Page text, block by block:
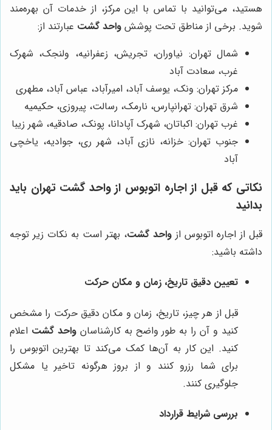
هستید، می‌توانید با تماس با این مرکز، از خدمات آن بهره‌مند
شوید. برخی از مناطق تحت پوشش واحد گشت عبارتند از:
شمال تهران: نیاوران، تجریش، زعفرانیه، ولنجک، شهرک
غرب، سعادت آباد
مرکز تهران: ونک، یوسف آباد، امیرآباد، عباس آباد، مطهری
شرق تهران: تهرانپارس، نارمک، رسالت، پیروزی، حکیمیه
غرب تهران: اکباتان، شهرک آپادانا، پونک، صادقیه، شهر زیبا
جنوب تهران: خزانه، نازی آباد، شهر ری، جوادیه، یاخچی
آباد
نکاتی که قبل از اجاره اتوبوس از واحد گشت تهران باید
بدانید
قبل از اجاره اتوبوس از واحد گشت، بهتر است به نکات زیر توجه
داشته باشید:
تعیین دقیق تاریخ، زمان و مکان حرکت
قبل از هر چیز، تاریخ، زمان و مکان دقیق حرکت را مشخص
کنید و آن را به طور واضح به کارشناسانواحد گشت اعلام
کنید. این کار به آن‌ها کمک می‌کند تا بهترین اتوبوس را
برای شما رزرو کنند و از بروز هرگونه تاخیر یا مشکل
جلوگیری کنند.
بررسی شرایط قرارداد